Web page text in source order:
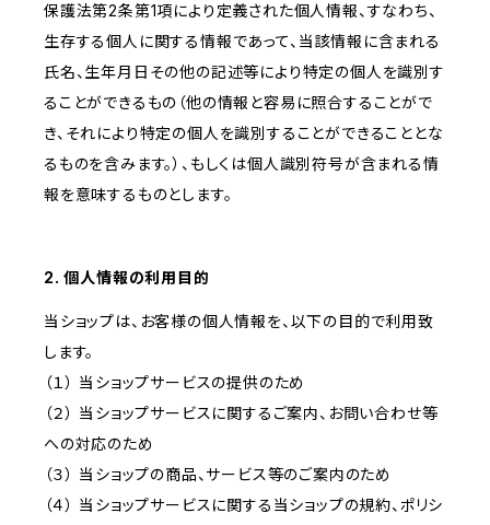
保護法第2条第1項により定義された個人情報、すなわち、
生存する個人に関する情報であって、当該情報に含まれる
氏名、生年月日その他の記述等により特定の個人を識別す
ることができるもの（他の情報と容易に照合することがで
き、それにより特定の個人を識別することができることとな
るものを含みます。）、もしくは個人識別符号が含まれる情
報を意味するものとします。
2. 個人情報の利用目的
当ショップは、お客様の個人情報を、以下の目的で利用致
します。
（１） 当ショップサービスの提供のため
（２） 当ショップサービスに関するご案内、お問い合わせ等
への対応のため
（３） 当ショップの商品、サービス等のご案内のため
（４） 当ショップサービスに関する当ショップの規約、ポリシ